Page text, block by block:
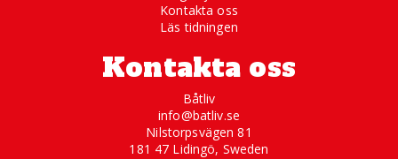
Kontakta oss
Läs tidningen
Kontakta oss
Båtliv
info@batliv.se
Nilstorpsvägen 81
181 47 Lidingö, Sweden